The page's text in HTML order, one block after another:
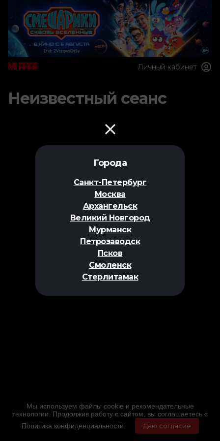
Города
Санкт-Петербург
Москва
Архангельск
Великий Новгород
Мурманск
Петрозаводск
Псков
Смоленск
Стерлитамак
Личный кабинет
Неизвестный сеанс
Мы используем файлы cookie и рекомендательные
технологии. Продолжив работу с сайтом, вы соглашаетесь с
Политика конфиденциальности
Даю согласие